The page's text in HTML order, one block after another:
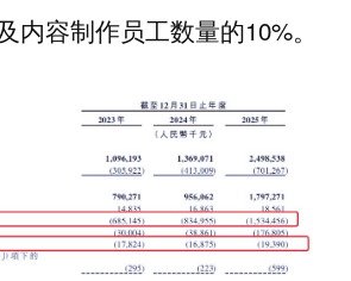
内容制作员工数量的10%。